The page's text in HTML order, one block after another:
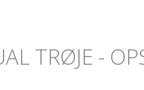
TRØJE -